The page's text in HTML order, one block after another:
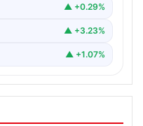
▲ +0.29%
▲ +3.23%
▲ +1.07%